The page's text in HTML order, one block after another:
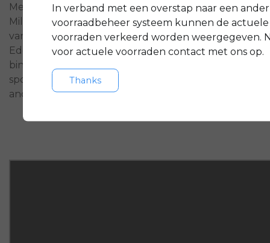
Metallurgiche Edoardo Bianchi, Velo S.p.A,
Milano, 1897-1967) is een historisch Italiaans merk
van motorfietsen, auto's en fietsen. De Milanees
Edoardo Bianchi startte met een fietsenwinkel in de
binnenstad van Milaan in 1885. Bianchi behaalde
sportieve successen, met name voor 1940, onder
anderen met de beroemde coureur Tazio Nuvolari.
In verband met een overstap naar een ander
voorraadbeheer systeem kunnen de actuele
voorraden verkeerd worden weergegeven.
voor actuele voorraden contact met ons op.
Thanks